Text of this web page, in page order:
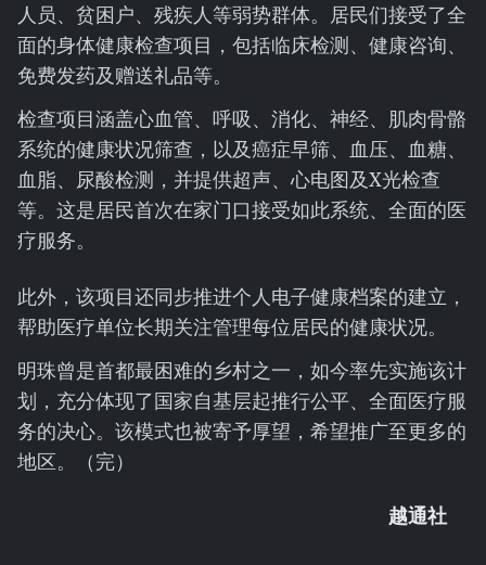
人员、贫困户、残疾人等弱势群体。居民们接受了全
面的身体健康检查项目，包括临床检测、健康咨询、
免费发药及赠送礼品等。
检查项目涵盖心血管、呼吸、消化、神经、肌肉骨骼
系统的健康状况筛查，以及癌症早筛、血压、血糖、
血脂、尿酸检测，并提供超声、心电图及X光检查
等。这是居民首次在家门口接受如此系统、全面的医
疗服务。
此外，该项目还同步推进个人电子健康档案的建立，
帮助医疗单位长期关注管理每位居民的健康状况。
明珠曾是首都最困难的乡村之一，如今率先实施该计
划，充分体现了国家自基层起推行公平、全面医疗服
务的决心。该模式也被寄予厚望，希望推广至更多的
地区。（完）
越通社